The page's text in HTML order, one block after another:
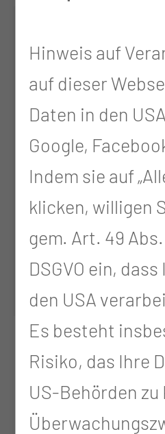
Dr. med.
Tanska
Fachärztin für
Hinweis auf
auf dieser
Daten in den
Google,
Indem sie auf
klicken, willigen
gem. Art. 49 Abs.
DSGVO ein,
den USA
Es besteht
Risiko, das Ihre
US-Behörden